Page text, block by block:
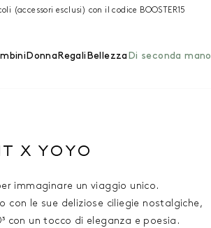
(accessori esclusi) con il codice BOOSTER15
Donna Regali Bellezza Di seconda mano
X YOYO
immaginare un viaggio unico.
con le sue deliziose ciliegie nostalgiche,
con un tocco di eleganza e poesia.